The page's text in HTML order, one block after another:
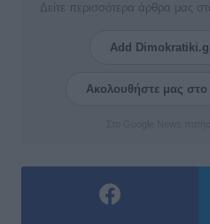
Δείτε περισσότερα άρθρα μας
Add
Ακολουθήστε μας